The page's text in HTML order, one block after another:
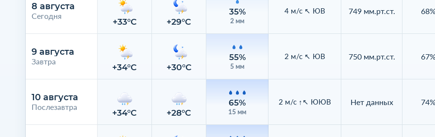
8 августа
Сегодня
9 августа
Завтра
10 августа
Послезавтра
+33°C +29°C
35%
2 мм
4 м/с ↖ ЮВ 749 мм.рт.ст. 68%
+34°C +30°C
55%
5 мм
2 м/с ↖ ЮВ 750 мм.рт.ст. 67%
+34°C +28°C
65%
15 мм
2 м/с ↑↖ ЮЮВ Нет данных 74%